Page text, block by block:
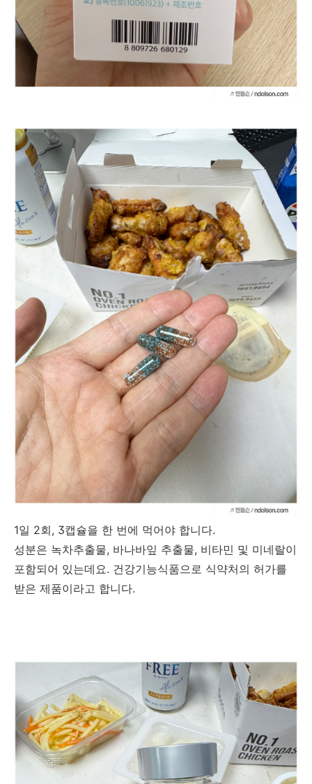
1일 2회, 3캡슐을 한 번에 먹어야 합니다.
성분은 녹차추출물, 바나바잎 추출물, 비타민 및 미네랄이
포함되어 있는데요. 건강기능식품으로 식약처의 허가를
받은 제품이라고 합니다.